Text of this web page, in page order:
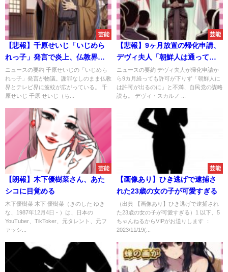
芸能
【悲報】千原せいじ「いじめら
れっ子」発言で炎上、仏教界と
テレビ業界から総スカン
ニュースの要約 千原せいじの「いじめら
れっ子」発言が物議。謝罪なしのまま仏教
界とテレビ界に波紋が広がっている。 千
原せいじ 千原 せいじ（ち...
芸能
【悲報】9ヶ月放置の帰化申請、
デヴィ夫人「朝鮮人は通ってる
のに…」自民党の陰謀説
ニュースの要約 デヴィ夫人が帰化申請か
ら9カ月経っても許可が下りず「朝鮮人に
は許可が出るのに」と不満、自民党の謀略
説も。 デヴィ・スカルノ ...
芸能
【朗報】木下優樹菜さん、あた
シコに目覚める
木下優樹菜 木下 優樹菜（きのした ゆき
な、1987年12月4日 - ）は、日本の
YouTuber、TikToker、元タレント、元フ
ァッシ...
芸能
【画像あり】ひき逃げで逮捕さ
れた23歳の女の子が可愛すぎる
（出典 【画像あり】ひき逃げで逮捕され
た23歳の女の子が可愛すぎる）1 以下、5
ちゃんねるからVIPがお送りします ：
2023/11/19(...